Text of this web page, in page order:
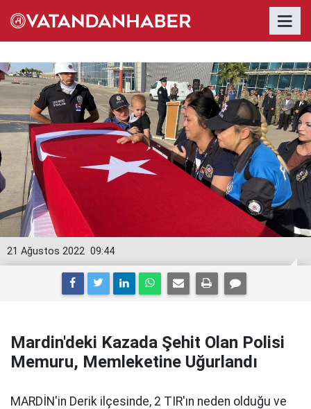
09:44
21 Ağustos 2022
Mardin'deki Kazada Şehit Olan Polisi
Memuru, Memleketine Uğurlandı
MARDİN'in Derik ilçesinde, 2 TIR'ın neden olduğu ve